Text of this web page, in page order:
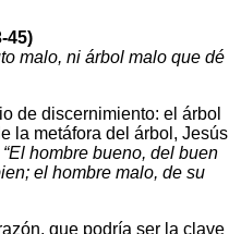
45)
malo, ni árbol malo que dé
de discernimiento: el árbol
la metáfora del árbol, Jesús
“El hombre bueno, del buen
el hombre malo, de su
que podría ser la clave